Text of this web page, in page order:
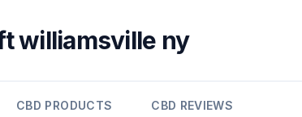
williamsville ny
CBD PRODUCTS CBD REVIEWS